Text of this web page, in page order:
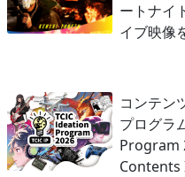
ートナイ
イブ映像
コンテン
プログラ
Program
Contents